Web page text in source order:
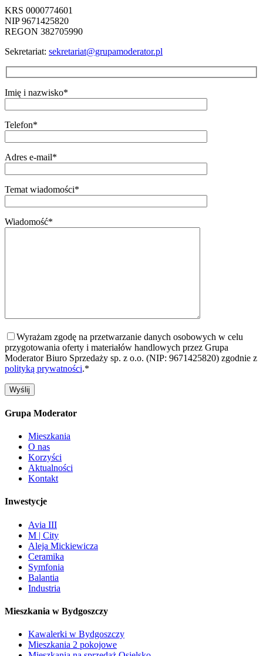
KRS 0000774601
NIP 9671425820
REGON 382705990
Sekretariat: sekretariat@grupamoderator.pl
Imię i nazwisko*
Telefon*
Adres e-mail*
Temat wiadomości*
Wiadomość*
Wyrażam zgodę na przetwarzanie danych osobowych w celu
przygotowania oferty i materiałów handlowych przez Grupa
Moderator Biuro Sprzedaży sp. z o.o. (NIP: 9671425820) zgodnie z
polityką prywatności.*
Grupa Moderator
Mieszkania
O nas
Korzyści
Aktualności
Kontakt
Inwestycje
Avia III
M | City
Aleja Mickiewicza
Ceramika
Symfonia
Balantia
Industria
Mieszkania w Bydgoszczy
Kawalerki w Bydgoszczy
Mieszkania 2 pokojowe